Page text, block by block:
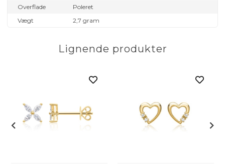
Overflade
Poleret
Vægt
2,7 gram
Lignende produkter